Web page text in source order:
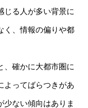
じる人が多い背景に
く、情報の偏りや都
、確かに大都市圏に
よってばらつきがあ
少ない傾向はありま